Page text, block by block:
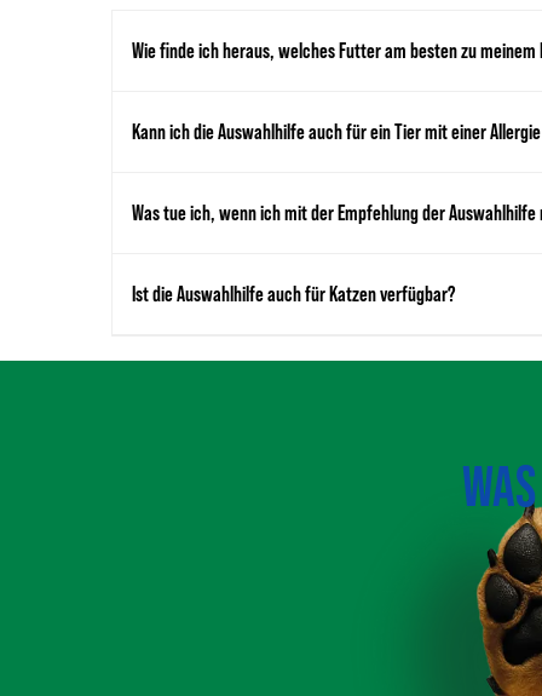
Wie finde ich heraus, welches Futter am besten zu
Kann ich die Auswahlhilfe auch für ein Tier mit einer
Was tue ich, wenn ich mit der Empfehlung der
Ist die Auswahlhilfe auch für Katzen verfügbar?